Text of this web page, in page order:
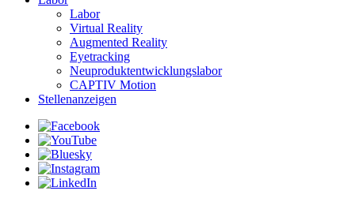
Labor
Virtual Reality
Augmented Reality
Eyetracking
Neuproduktentwicklungslabor
CAPTIV Motion
Stellenanzeigen